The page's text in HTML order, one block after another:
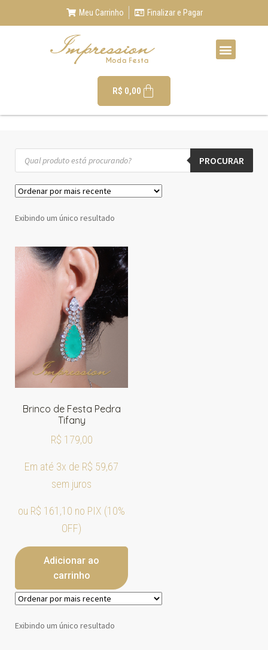
Meu Carrinho Finalizar e Pagar
R$ 0,00
PROCURAR
Exibindo um único resultado
Brinco de Festa Pedra
Tifany
R$ 179,00
Em até 3x de R$ 59,67
sem juros
ou R$ 161,10 no PIX (10%
OFF)
Adicionar ao
carrinho
Exibindo um único resultado